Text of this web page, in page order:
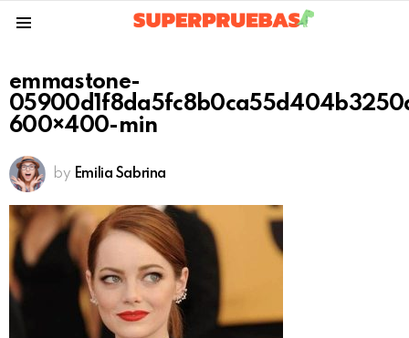
emmastone-
600×400-min
by Emilia Sabrina